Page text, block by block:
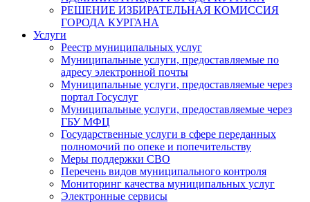
РЕШЕНИЕ ИЗБИРАТЕЛЬНАЯ КОМИССИЯ
ГОРОДА КУРГАНА
Услуги
Реестр муниципальных услуг
Муниципальные услуги, предоставляемые по
адресу электронной почты
Муниципальные услуги, предоставляемые через
портал Госуслуг
Муниципальные услуги, предоставляемые через
ГБУ МФЦ
Государственные услуги в сфере переданных
полномочий по опеке и попечительству
Меры поддержки СВО
Перечень видов муниципального контроля
Мониторинг качества муниципальных услуг
Электронные сервисы